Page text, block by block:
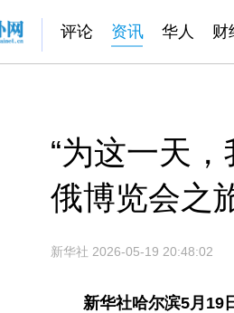
评论 资讯 华人 财
“为这一天
俄博览会之
新华社 2026-05-19 20:48:02
新华社哈尔滨5月19